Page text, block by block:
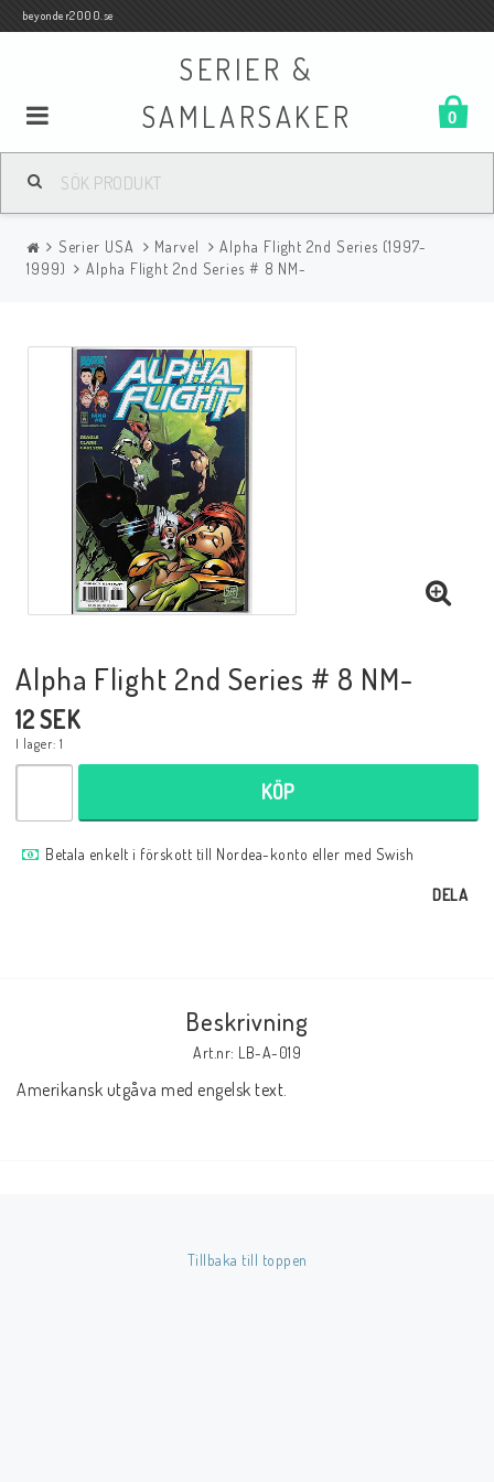
beyonder2000.se
SERIER &
SAMLARSAKER
0
Samlar- och Spelkort
Serier
Böcker
Mynt och Sedlar
Samlartillbehör
Kontaktformulär
Betala enkelt i förskott till konto i Nordea eller med Swish.
Serier USA Marvel
Alpha Flight 2nd Series (1997-
1999)
Alpha Flight 2nd Series # 8 NM-
Alpha Flight 2nd Series # 8 NM-
12 SEK
I lager: 1
KÖP
Betala enkelt i förskott till Nordea-konto eller med Swish
DELA
Beskrivning
Art.nr: LB-A-019
Amerikansk utgåva med engelsk text.
Tillbaka till toppen